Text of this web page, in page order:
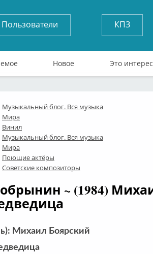
Пользователи КПЗ
Новое Это
Музыкальный блог. Вся музыка
Мира
Винил
Музыкальный блог. Вся музыка
Мира
Поющие актёры
Советские композиторы
~ (1984)
Михаил Боярский